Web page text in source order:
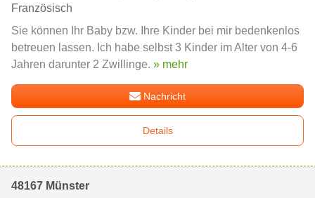
Französisch
Sie können Ihr Baby bzw. Ihre Kinder bei mir bedenkenlos
betreuen lassen. Ich habe selbst 3 Kinder im Alter von 4-6
Jahren darunter 2 Zwillinge. » mehr
Nachricht
Details
48167 Münster